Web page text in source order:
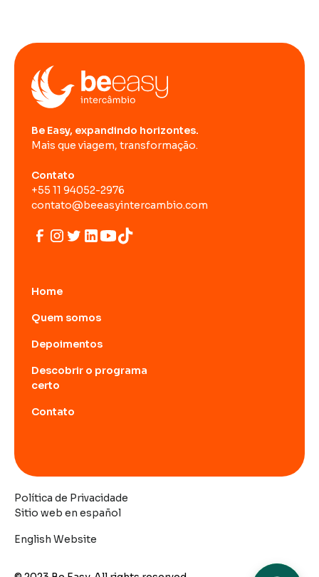
Be Easy, expandindo horizontes.
Mais que viagem, transformação.
Contato
+55 11 94052-2976
contato@beeasyintercambio.com
Home
Quem somos
Depoimentos
Descobrir o programa
certo
Contato
Sitio web en español
English Website
Política de Privacidade